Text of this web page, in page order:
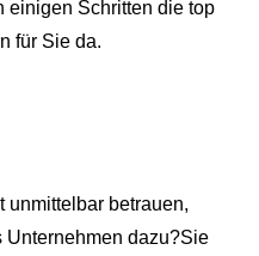
einigen Schritten die top
für Sie da.
unmittelbar betrauen,
Unternehmen dazu?Sie